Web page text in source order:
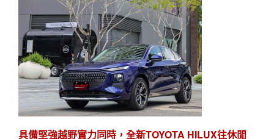
具備堅強越野實力同時，全新TOYOTA HILUX往休閒